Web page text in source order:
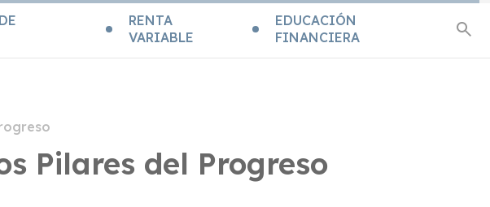
RENTA
VARIABLE
EDUCACIÓN
FINANCIERA
Pilares del Progreso